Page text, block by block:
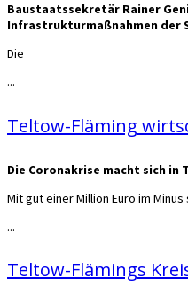
Baustaatssekretär Rainer
Infrastrukturmaßnahmen der
Die
...
Teltow-Fläming
Die Coronakrise macht sich
Mit gut einer Million Euro im
...
Teltow-Flämings